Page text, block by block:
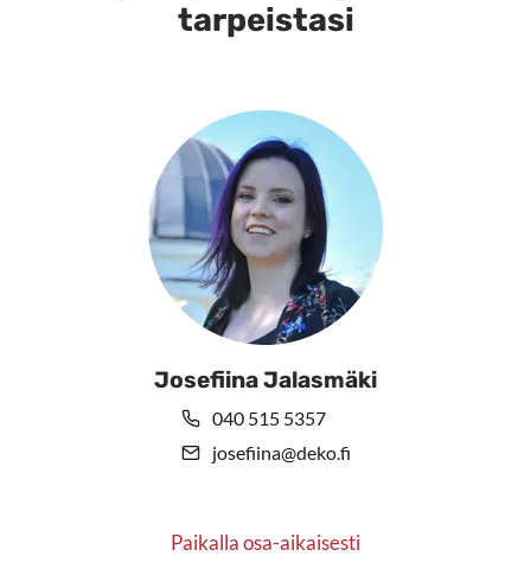
tehdä
sivulla.
tarpeistasi
Josefiina Jalasmäki
040 515 5357
josefiina@deko.fi
Paikalla osa-aikaisesti